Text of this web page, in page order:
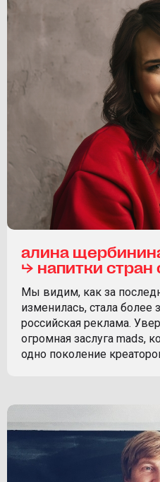
алина
⮡ напитки стран
Мы видим, как за
изменилась, стала более
российская реклама.
огромная заслуга mads,
одно поколение